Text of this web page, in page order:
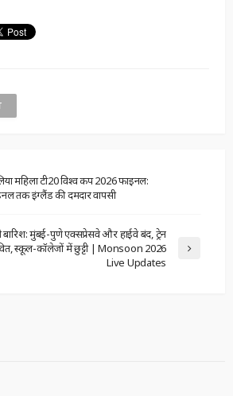
महिला टी20 विश्व कप 2026 फाइनल:
तक इंग्लैंड की दमदार वापसी
बारिश: मुंबई-पुणे एक्सप्रेसवे और हाईवे बंद, ट्रेन
स्कूल-कॉलेजों में छुट्टी | Monsoon 2026
Live Updates